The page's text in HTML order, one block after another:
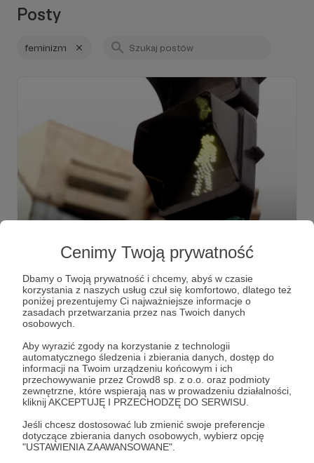
Cenimy Twoją prywatność
Dbamy o Twoją prywatność i chcemy, abyś w czasie
korzystania z naszych usług czuł się komfortowo, dlatego też
poniżej prezentujemy Ci najważniejsze informacje o
zasadach przetwarzania przez nas Twoich danych
osobowych.
Aby wyrazić zgody na korzystanie z technologii
automatycznego śledzenia i zbierania danych, dostęp do
informacji na Twoim urządzeniu końcowym i ich
przechowywanie przez Crowd8 sp. z o.o. oraz podmioty
zewnętrzne, które wspierają nas w prowadzeniu działalności,
kliknij AKCEPTUJĘ I PRZECHODZĘ DO SERWISU.
Jeśli chcesz dostosować lub zmienić swoje preferencje
dotyczące zbierania danych osobowych, wybierz opcję
"USTAWIENIA ZAAWANSOWANE".
Posty
feminizm
Język inkluzywny
Język, który nie utrwala dominacji mężczyzn w życiu
publicznym
feminizm